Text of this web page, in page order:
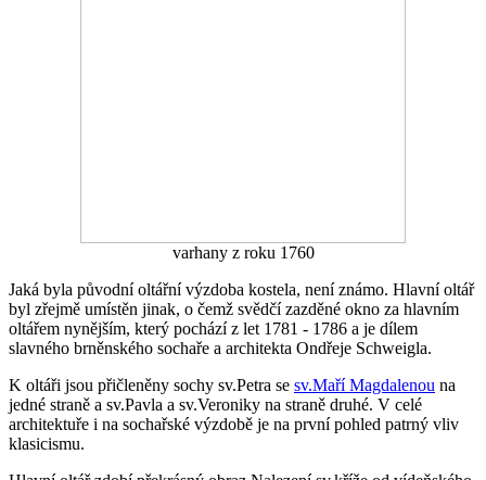
varhany z roku 1760
Jaká byla původní oltářní výzdoba kostela, není známo. Hlavní oltář
byl zřejmě umístěn jinak, o čemž svědčí zazděné okno za hlavním
oltářem nynějším, který pochází z let 1781 - 1786 a je dílem
slavného brněnského sochaře a architekta Ondřeje Schweigla.
K oltáři jsou přičleněny sochy sv.Petra se sv.Maří Magdalenou na
jedné straně a sv.Pavla a sv.Veroniky na straně druhé. V celé
architektuře i na sochařské výzdobě je na první pohled patrný vliv
klasicismu.